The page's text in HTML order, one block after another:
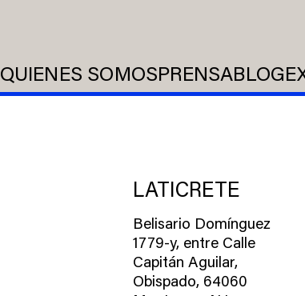
QUIENES SOMOSPRENSABLOG
LATICRETE
Belisario Domínguez
1779-y, entre Calle
Capitán Aguilar,
Obispado, 64060